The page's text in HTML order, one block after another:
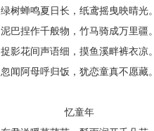
绿树蝉鸣夏日长，纸鸢摇曳映晴光。
泥巴捏作千般物，竹马骑成万里疆。
捉影花间声语细，摸鱼溪畔裤衣凉。
忽闻阿母呼归饭，犹恋童真不愿藏。
忆童年